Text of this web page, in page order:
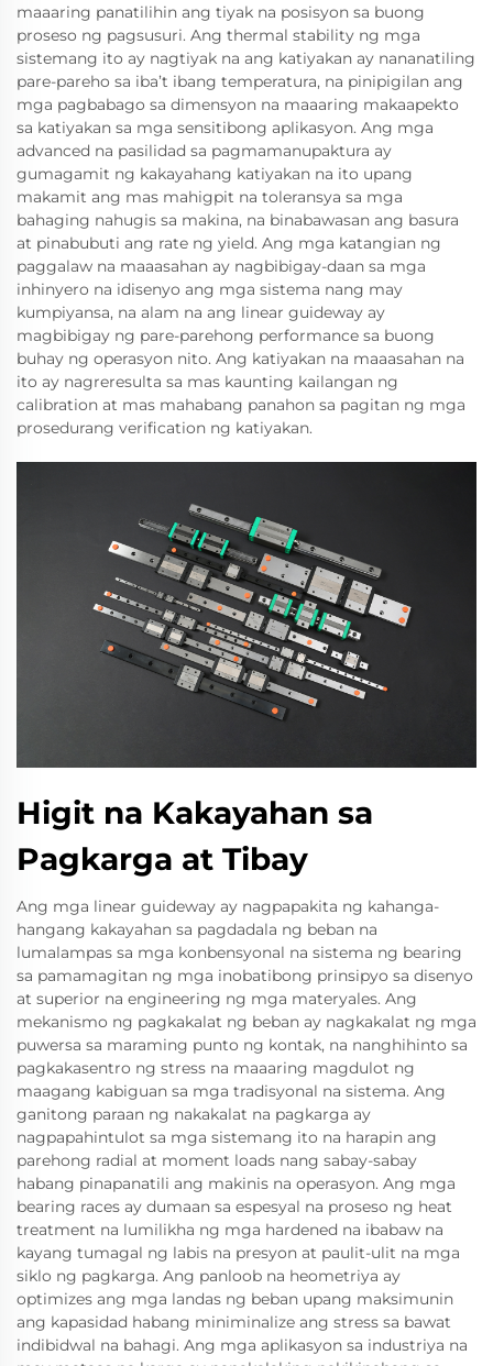
maaaring panatilihin ang tiyak na posisyon sa buong
proseso ng pagsusuri. Ang thermal stability ng mga
sistemang ito ay nagtiyak na ang katiyakan ay nananatiling
pare-pareho sa iba’t ibang temperatura, na pinipigilan ang
mga pagbabago sa dimensyon na maaaring makaapekto
sa katiyakan sa mga sensitibong aplikasyon. Ang mga
advanced na pasilidad sa pagmamanupaktura ay
gumagamit ng kakayahang katiyakan na ito upang
makamit ang mas mahigpit na toleransya sa mga
bahaging nahugis sa makina, na binabawasan ang basura
at pinabubuti ang rate ng yield. Ang mga katangian ng
paggalaw na maaasahan ay nagbibigay-daan sa mga
inhinyero na idisenyo ang mga sistema nang may
kumpiyansa, na alam na ang linear guideway ay
magbibigay ng pare-parehong performance sa buong
buhay ng operasyon nito. Ang katiyakan na maaasahan na
ito ay nagreresulta sa mas kaunting kailangan ng
calibration at mas mahabang panahon sa pagitan ng mga
prosedurang verification ng katiyakan.
Higit na Kakayahan sa
Pagkarga at Tibay
Ang mga linear guideway ay nagpapakita ng kahanga-
hangang kakayahan sa pagdadala ng beban na
lumalampas sa mga konbensyonal na sistema ng bearing
sa pamamagitan ng mga inobatibong prinsipyo sa disenyo
at superior na engineering ng mga materyales. Ang
mekanismo ng pagkakalat ng beban ay nagkakalat ng mga
puwersa sa maraming punto ng kontak, na nanghihinto sa
pagkakasentro ng stress na maaaring magdulot ng
maagang kabiguan sa mga tradisyonal na sistema. Ang
ganitong paraan ng nakakalat na pagkarga ay
nagpapahintulot sa mga sistemang ito na harapin ang
parehong radial at moment loads nang sabay-sabay
habang pinapanatili ang makinis na operasyon. Ang mga
bearing races ay dumaan sa espesyal na proseso ng heat
treatment na lumilikha ng mga hardened na ibabaw na
kayang tumagal ng labis na presyon at paulit-ulit na mga
siklo ng pagkarga. Ang panloob na heometriya ay
optimizes ang mga landas ng beban upang maksimunin
ang kapasidad habang miniminalize ang stress sa bawat
indibidwal na bahagi. Ang mga aplikasyon sa industriya na